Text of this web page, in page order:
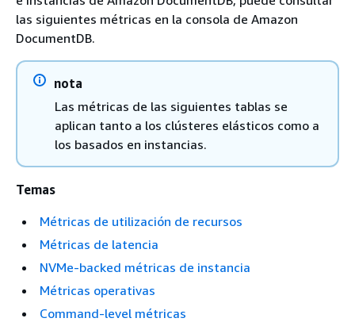
las siguientes métricas en la consola de Amazon
DocumentDB.
nota
Las métricas de las siguientes tablas se
aplican tanto a los clústeres elásticos como a
los basados en instancias.
Temas
Métricas de utilización de recursos
Métricas de latencia
NVMe-backed métricas de instancia
Métricas operativas
Command-level métricas